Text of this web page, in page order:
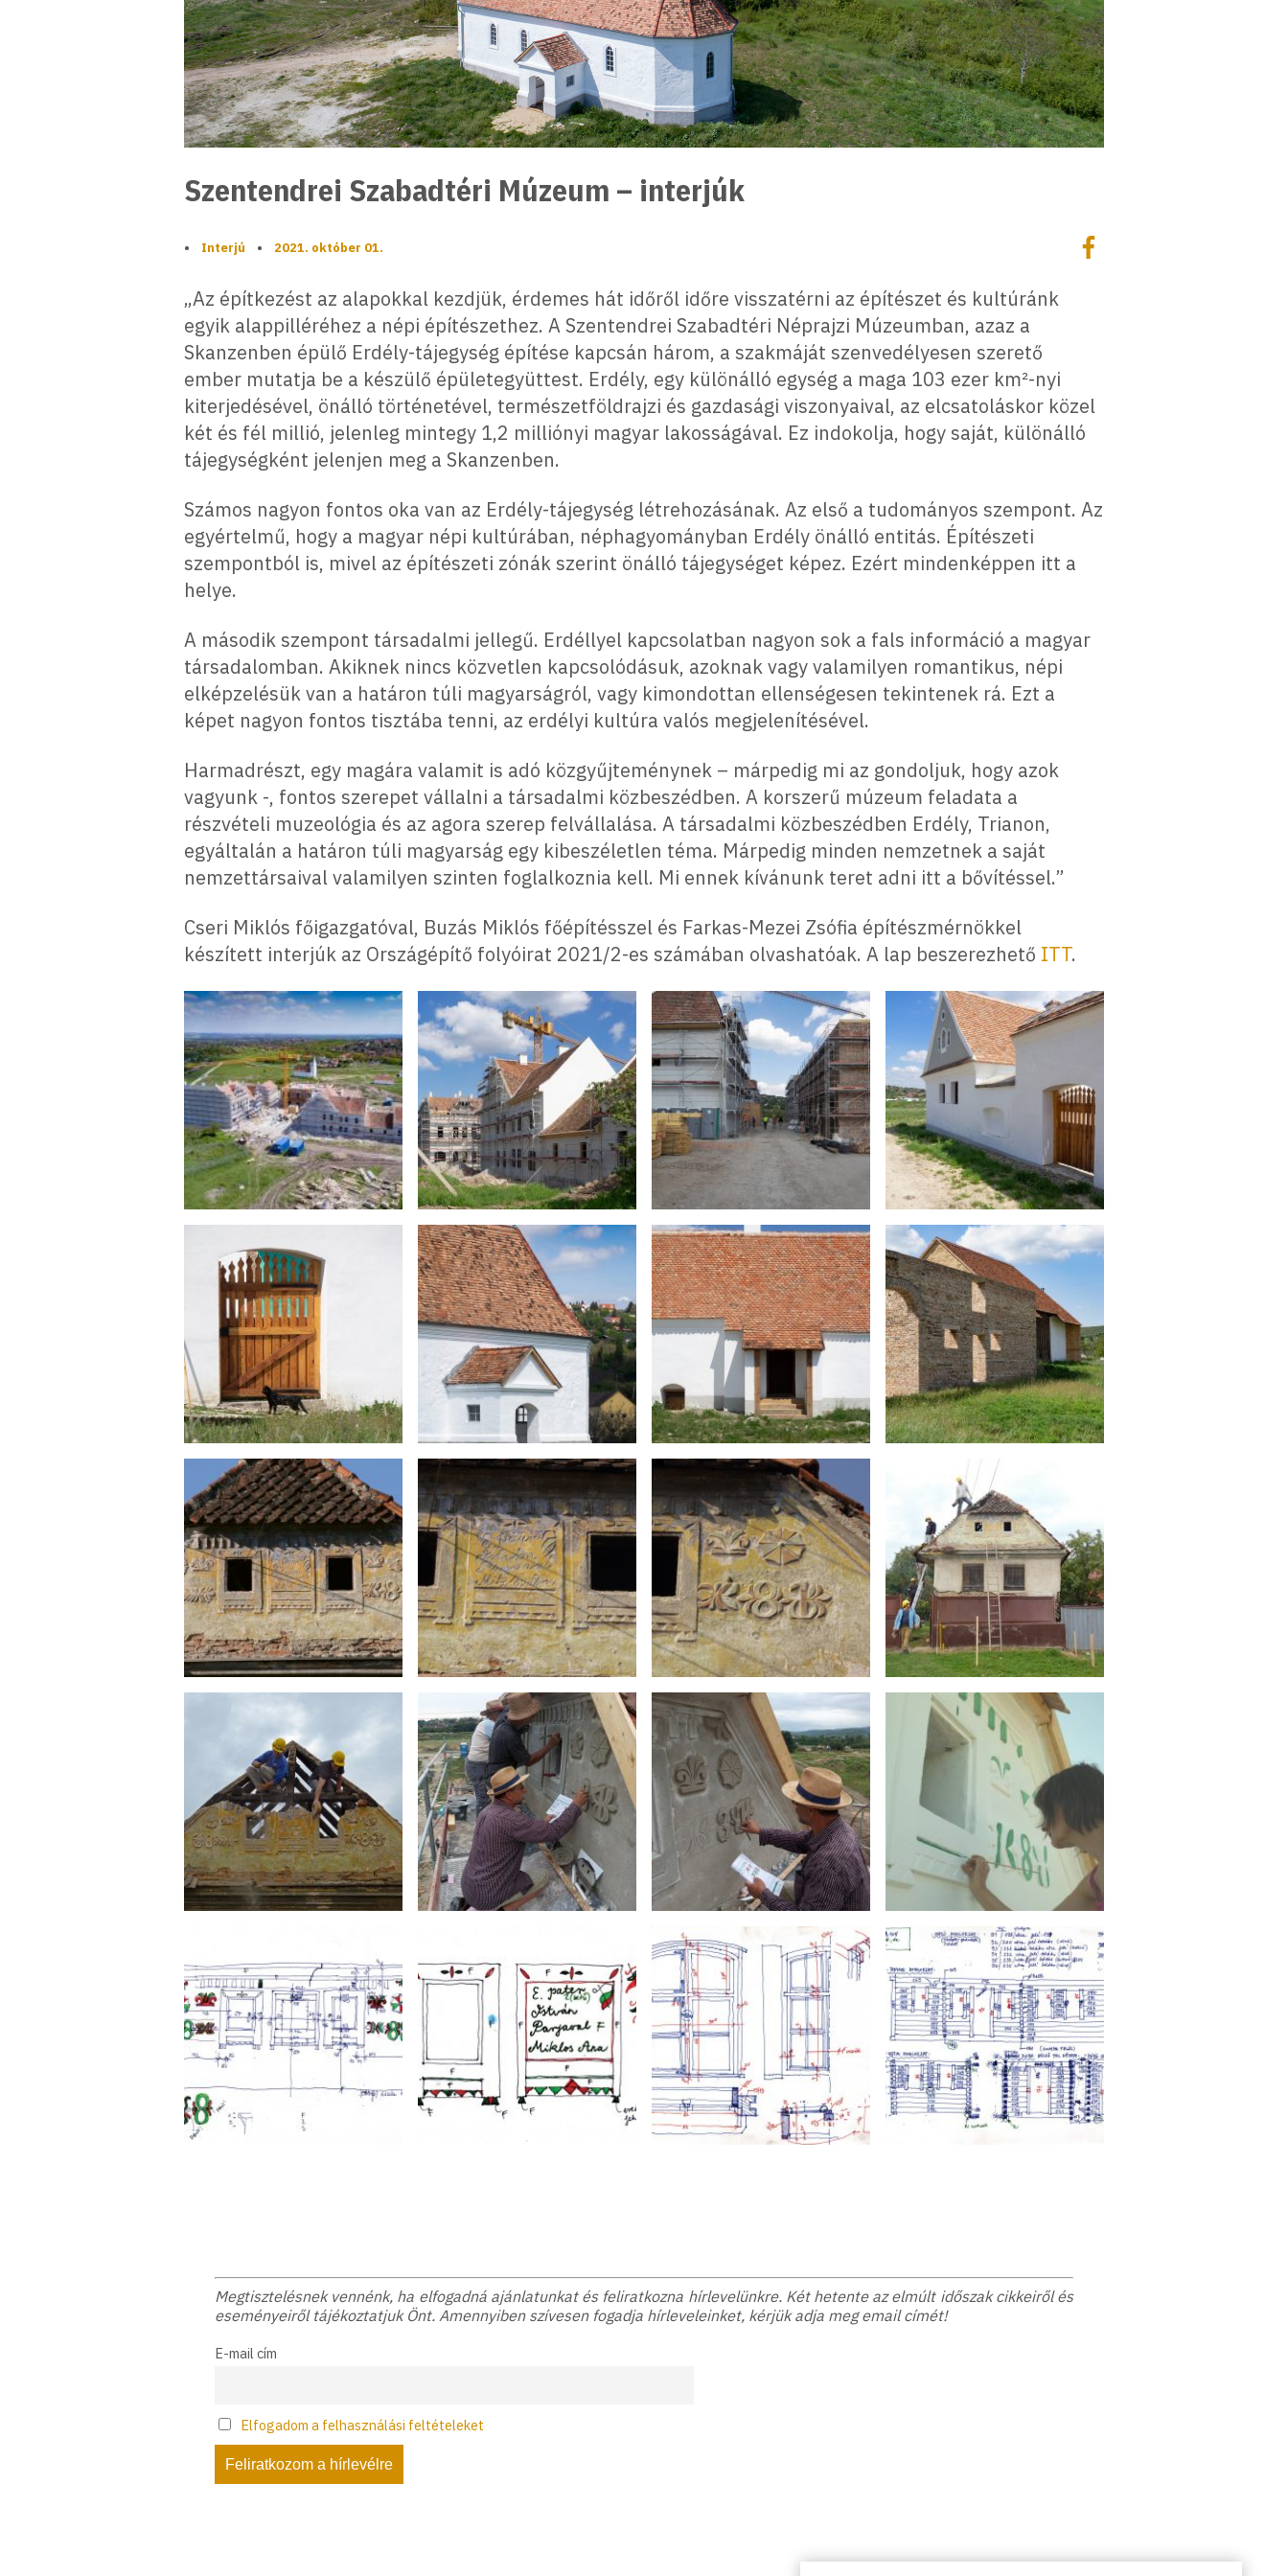
Szentendrei Szabadtéri Múzeum – interjúk
• Interjú • 2021. október 01.
Megosztás
Megosztás Facebookon
„Az építkezést az alapokkal kezdjük, érdemes hát időről időre visszatérni az építészet és kultúránk
egyik alappilléréhez a népi építészethez. A Szentendrei Szabadtéri Néprajzi Múzeumban, azaz a
Skanzenben épülő Erdély-tájegység építése kapcsán három, a szakmáját szenvedélyesen szerető
ember mutatja be a készülő épületegyüttest. Erdély, egy különálló egység a maga 103 ezer km²-nyi
kiterjedésével, önálló történetével, természetföldrajzi és gazdasági viszonyaival, az elcsatoláskor közel
két és fél millió, jelenleg mintegy 1,2 milliónyi magyar lakosságával. Ez indokolja, hogy saját, különálló
tájegységként jelenjen meg a Skanzenben.
Számos nagyon fontos oka van az Erdély-tájegység létrehozásának. Az első a tudományos szempont. Az
egyértelmű, hogy a magyar népi kultúrában, néphagyományban Erdély önálló entitás. Építészeti
szempontból is, mivel az építészeti zónák szerint önálló tájegységet képez. Ezért mindenképpen itt a
helye.
A második szempont társadalmi jellegű. Erdéllyel kapcsolatban nagyon sok a fals információ a magyar
társadalomban. Akiknek nincs közvetlen kapcsolódásuk, azoknak vagy valamilyen romantikus, népi
elképzelésük van a határon túli magyarságról, vagy kimondottan ellenségesen tekintenek rá. Ezt a
képet nagyon fontos tisztába tenni, az erdélyi kultúra valós megjelenítésével.
Harmadrészt, egy magára valamit is adó közgyűjteménynek – márpedig mi az gondoljuk, hogy azok
vagyunk -, fontos szerepet vállalni a társadalmi közbeszédben. A korszerű múzeum feladata a
részvételi muzeológia és az agora szerep felvállalása. A társadalmi közbeszédben Erdély, Trianon,
egyáltalán a határon túli magyarság egy kibeszéletlen téma. Márpedig minden nemzetnek a saját
nemzettársaival valamilyen szinten foglalkoznia kell. Mi ennek kívánunk teret adni itt a bővítéssel.”
Cseri Miklós főigazgatóval, Buzás Miklós főépítésszel és Farkas-Mezei Zsófia építészmérnökkel
készített interjúk az Országépítő folyóirat 2021/2-es számában olvashatóak. A lap beszerezhető ITT.
Megtisztelésnek vennénk, ha elfogadná ajánlatunkat és feliratkozna hírlevelünkre. Két hetente az elmúlt időszak cikkeiről és
eseményeiről tájékoztatjuk Önt. Amennyiben szívesen fogadja hírleveleinket, kérjük adja meg email címét!
E-mail cím
Elfogadom a felhasználási feltételeket